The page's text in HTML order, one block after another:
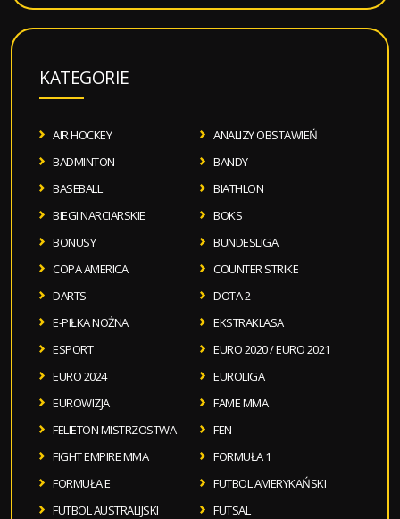
KATEGORIE
AIR HOCKEY
ANALIZY OBSTAWIEŃ
BADMINTON
BANDY
BASEBALL
BIATHLON
BIEGI NARCIARSKIE
BOKS
BONUSY
BUNDESLIGA
COPA AMERICA
COUNTER STRIKE
DARTS
DOTA 2
E-PIŁKA NOŻNA
EKSTRAKLASA
ESPORT
EURO 2020 / EURO 2021
EURO 2024
EUROLIGA
EUROWIZJA
FAME MMA
FELIETON MISTRZOSTWA
FEN
FIGHT EMPIRE MMA
FORMUŁA 1
FORMUŁA E
FUTBOL AMERYKAŃSKI
FUTBOL AUSTRALIJSKI
FUTSAL